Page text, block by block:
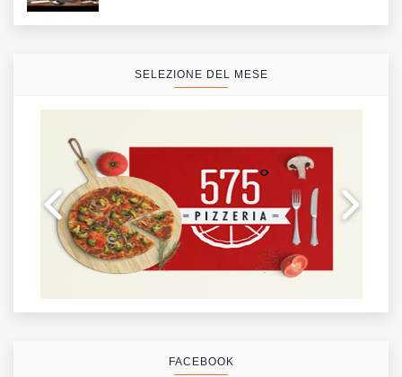
SELEZIONE DEL MESE
FACEBOOK